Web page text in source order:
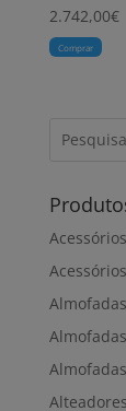
2.742,00€
Comprar